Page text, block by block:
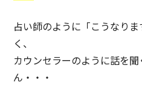
占い師のように「こうなり
く、
カウンセラーのように話を
ん・・・